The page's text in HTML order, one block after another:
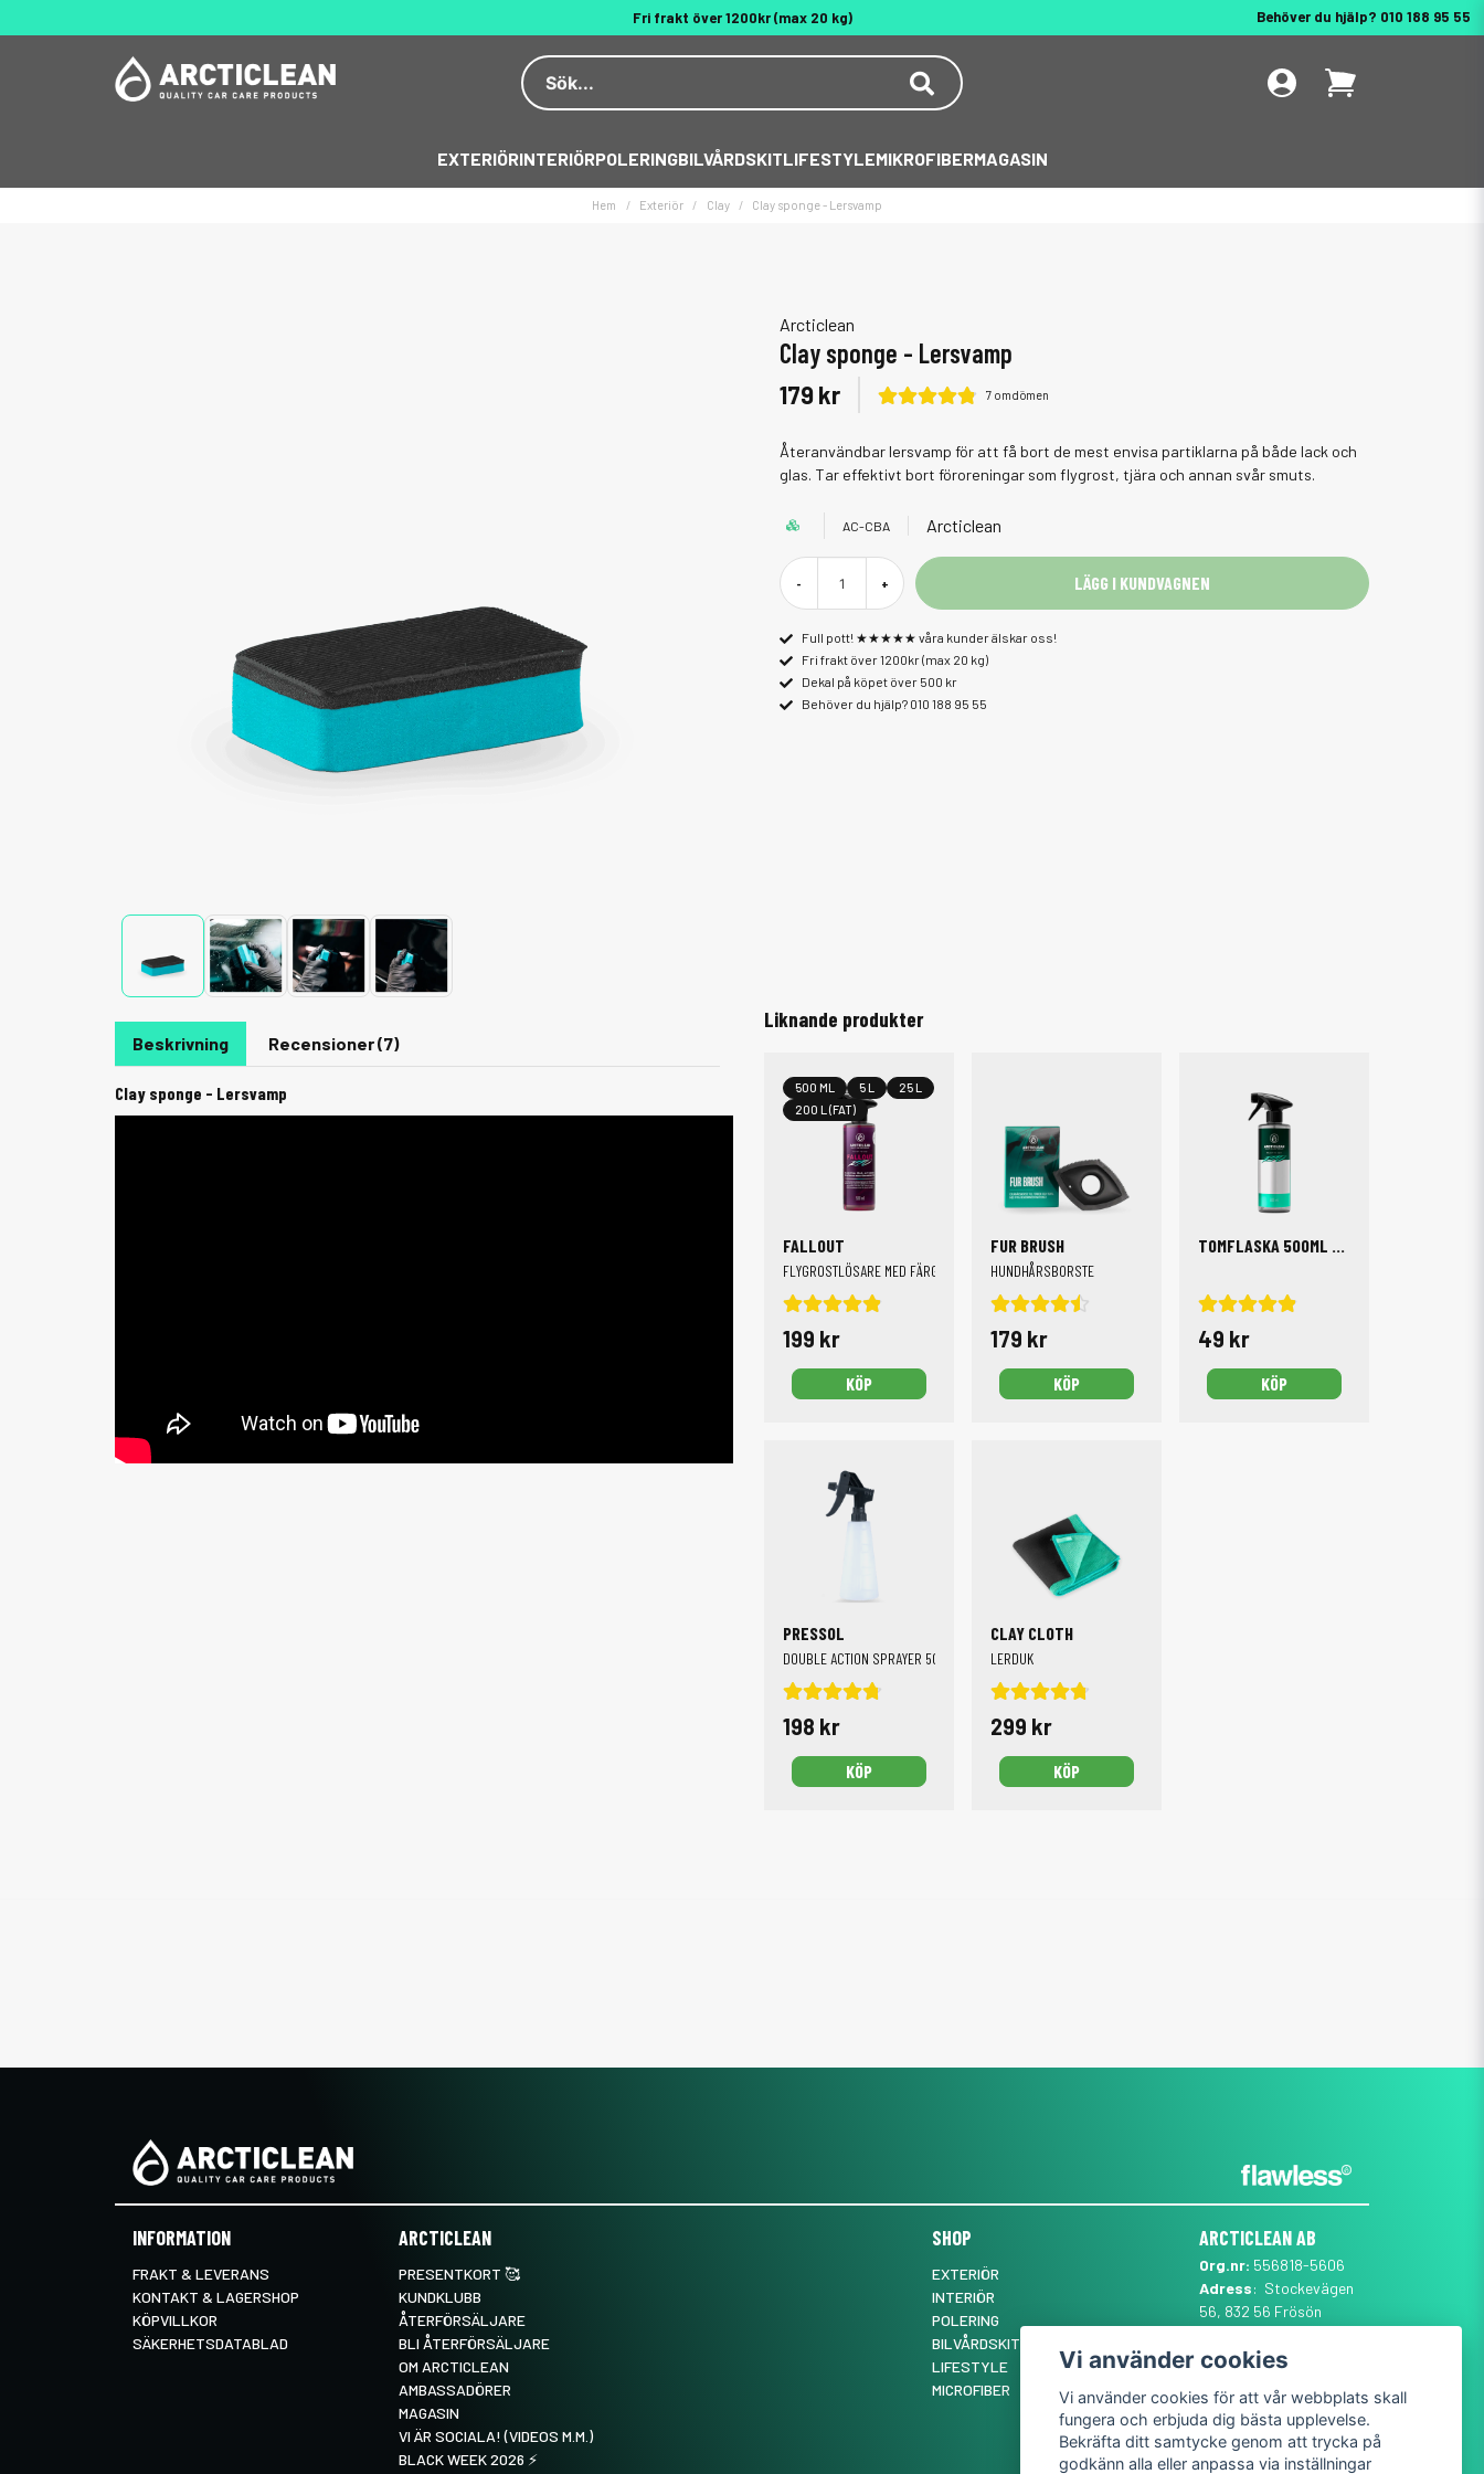
Fri frakt över 1200kr (max 20 kg)
Dekal på köpet över 500 kr
Behöver du hjälp? 010 188 95 55
EXTERIÖRINTERIÖRPOLERINGBILVÅRDSKITLIFESTYLEMIKROFIBERMAGASIN
Hem Exteriör Clay Clay sponge - Lersvamp
Arcticlean
Clay sponge - Lersvamp
179 kr 7 omdömen
Återanvändbar lersvamp för att få bort de mest envisa partiklarna på både lack och
glas. Tar effektivt bort föroreningar som flygrost, tjära och annan svår smuts.
AC-CBA Arcticlean
- + LÄGG I KUNDVAGNEN
Full pott! ★★★★★ våra kunder älskar oss!
Fri frakt över 1200kr (max 20 kg)
Dekal på köpet över 500 kr
Behöver du hjälp? 010 188 95 55
Beskrivning Recensioner (7)
Clay sponge - Lersvamp
Liknande produkter
FALLOUT
FLYGROSTLÖSARE MED FÄRGINDIKATOR
199 kr
KÖP
500 ML 5 L
25 L
200 L (FAT)
FUR BRUSH
HUNDHÅRSBORSTE
179 kr
KÖP
TOMFLASKA 500ML MED SPRAYTRIGGER OCH MÅTTABELL
49 kr
KÖP
PRESSOL
DOUBLE ACTION SPRAYER 500 ML
198 kr
KÖP
CLAY CLOTH
LERDUK
299 kr
KÖP
INFORMATION
FRAKT & LEVERANS
KONTAKT & LAGERSHOP
KÖPVILLKOR
SÄKERHETSDATABLAD
ARCTICLEAN
PRESENTKORT 🥰
KUNDKLUBB
ÅTERFÖRSÄLJARE
BLI ÅTERFÖRSÄLJARE
OM ARCTICLEAN
AMBASSADÖRER
MAGASIN
VI ÄR SOCIALA! (VIDEOS M.M.)
BLACK WEEK 2026 ⚡️
SHOP
EXTERIÖR
INTERIÖR
POLERING
BILVÅRDSKIT ✨
LIFESTYLE
MICROFIBER
ARCTICLEAN AB
Org.nr: 556818-5606
Adress: Stockevägen
56, 832 56 Frösön
Telefon:0101889555
Vi använder cookies
Vi använder cookies för att vår webbplats skall
fungera och erbjuda dig bästa upplevelse.
Bekräfta ditt samtycke genom att trycka på
godkänn alla eller anpassa via inställningar